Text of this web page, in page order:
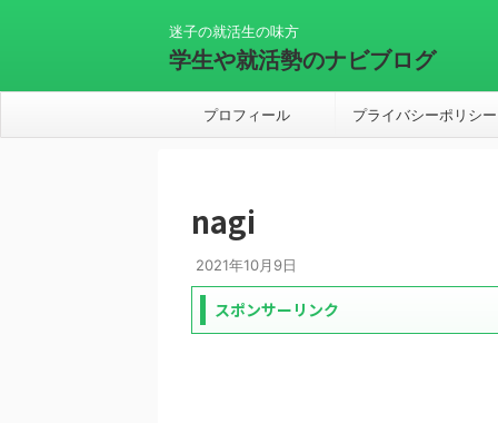
迷子の就活生の味方
学生や就活勢のナビブログ
プロフィール プライバシーポリシー
nagi
2021年10月9日
スポンサーリンク